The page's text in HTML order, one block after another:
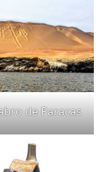
de Paracas